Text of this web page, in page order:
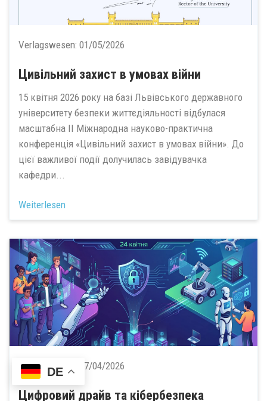
Verlagswesen: 01/05/2026
Цивільний захист в умовах війни
15 квітня 2026 року на базі Львівського державного
університету безпеки життєдіяльності відбулася
масштабна ІІ Міжнародна науково-практична
конференція «Цивільний захист в умовах війни». До
цієї важливої події долучилась завідувачка
кафедри...
Weiterlesen
Verlagswesen: 27/04/2026
Цифровий драйв та кібербезпека
DE